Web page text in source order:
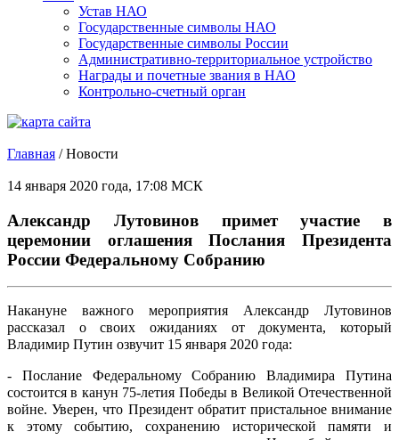
Устав НАО
Государственные символы НАО
Государственные символы России
Административно-территориальное устройство
Награды и почетные звания в НАО
Контрольно-счетный орган
Главная /Новости
14 января 2020 года, 17:08 МСК
Александр Лутовинов примет участие в
церемонии оглашения Послания Президента
России Федеральному Собранию
Накануне важного мероприятия Александр Лутовинов
рассказал о своих ожиданиях от документа, который
Владимир Путин озвучит 15 января 2020 года:
- Послание Федеральному Собранию Владимира Путина
состоится в канун 75-летия Победы в Великой Отечественной
войне. Уверен, что Президент обратит пристальное внимание
к этому событию, сохранению исторической памяти и